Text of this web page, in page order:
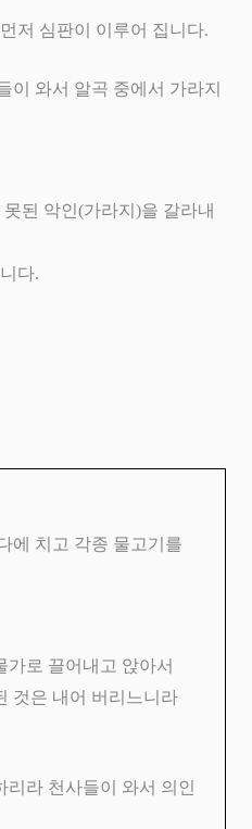
저 심판이 이루어 집니다.
이 와서 알곡 중에서 가라지
된 악인 (가라지 )을 갈라내
다.
에 치고 각종 물고기를
가로 끌어내고 앉아서
것은 내어 버리느니라
라 천사들이 와서 의인